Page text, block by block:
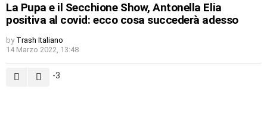
La Pupa e il Secchione Show, Antonella Elia
positiva al covid: ecco cosa succederà adesso
by Trash Italiano
14 Marzo 2022, 13:48
-3